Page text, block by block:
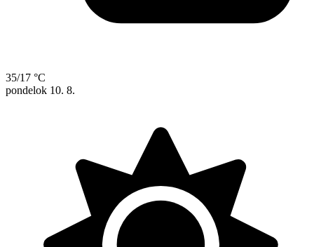
35/17 °C
pondelok 10. 8.